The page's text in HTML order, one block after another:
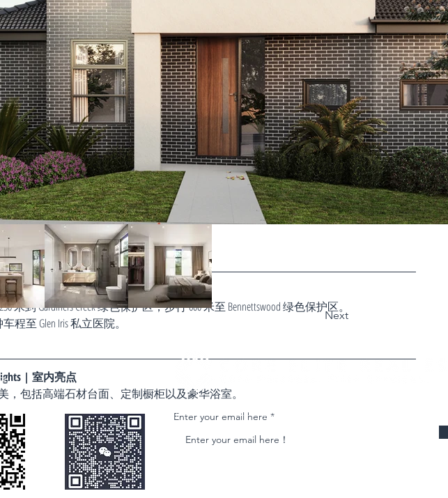
Deakin 大学。
Roberts McCubbin 小学（维州高排名，95 分）。
Presbyterian Ladies’ College（顶级私校）。
Ashwood 高中（VCE 高排名）。
732 路公交站（直达 Box Hill）。
75 路电车站。
Burwood 火车站（直达墨尔本市中心）。
Burwood Heights 购物中心。
Burwood Brickworks 和 Box Hill Central 购物中心。
至 Chadstone 购物中心。
| 周边设施
米到 Gardiners Creek 绿色保护区，步行 600 米至 Bennettswood 绿色保护区。
程至 Glen Iris 私立医院。
| 室内亮点
，包括高端石材台面、定制橱柜以及豪华浴室。
Next
Enter your email here
Join our email list and get access to newest property insights and